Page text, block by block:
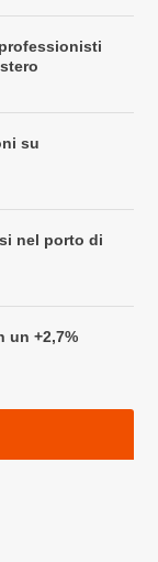
su
nel porto di
un +2,7%